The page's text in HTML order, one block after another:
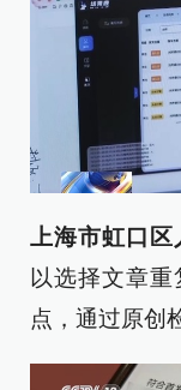
上海市虹口区
以选择文章
点，通过原创